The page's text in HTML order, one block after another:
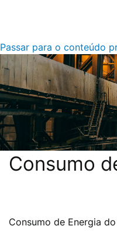
Passar para o conteúdo
Consumo
Descrição
Consumo de Energia